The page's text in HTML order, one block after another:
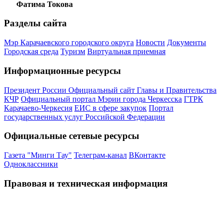
Фатима Токова
Разделы сайта
Мэр Карачаевского городского округа Новости Документы
Городская среда Туризм Виртуальная приемная
Информационные ресурсы
Президент России Официальный сайт Главы и Правительства
КЧР Официальный портал Мэрии города Черкесска ГТРК
Карачаево-Черкесия ЕИС в сфере закупок Портал
государственных услуг Российской Федерации
Официальные сетевые ресурсы
Газета "Минги Тау" Телеграм-канал ВКонтакте
Одноклассники
Правовая и техническая информация